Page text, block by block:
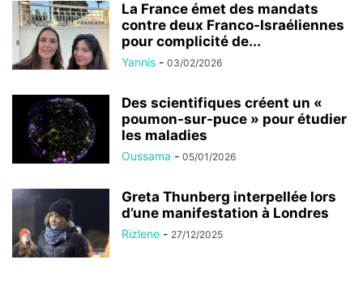
La France émet des mandats
contre deux Franco-Israéliennes
pour complicité de...
Yannis - 03/02/2026
Des scientifiques créent un «
poumon-sur-puce » pour étudier
les maladies
Oussama - 05/01/2026
Greta Thunberg interpellée lors
d’une manifestation à Londres
Rizlene - 27/12/2025